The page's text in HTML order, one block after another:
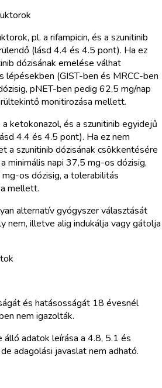
pl. a rifampicin, és a szunitinib
(lásd 4.4 és 4.5 pont). Ha ez
dózisának emelése válhat
(GIST-ben és MRCC-ben
pNET-ben pedig 62,5 mg/nap
monitirozása mellett.
ketokonazol, és a szunitinib egyidejű
4.4 és 4.5 pont). Ha ez nem
a szunitinib dózisának csökkentésére
minimális napi 37,5 mg-os dózisig,
os dózisig, a tolerabilitás
mellett.
alternatív gyógyszer választását
nem, illetve alig indukálja vagy gátolja
és hatásosságát 18 évesnél
nem igazolták.
adatok leírása a 4.8, 5.1 és
adagolási javaslat nem adható.